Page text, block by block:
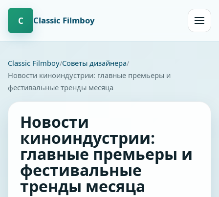
С
Сlassic Filmboy
Сlassic Filmboy Советы дизайнера
Новости киноиндустрии: главные премьеры и
фестивальные тренды месяца
Новости
киноиндустрии:
главные премьеры и
фестивальные
тренды месяца